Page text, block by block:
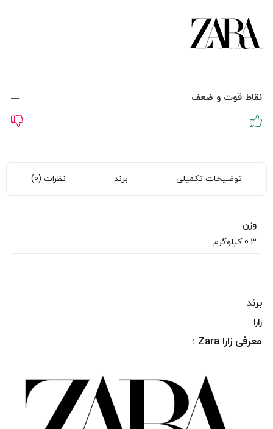
نقاط قوت و ضعف
توضیحات تکمیلی برند نظرات (0)
وزن
0.3 کیلوگرم
برند
زارا
معرفی زارا Zara :